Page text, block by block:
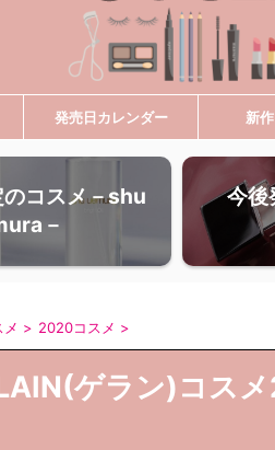
発売日カレンダー 新
コスメ－shu
－
今後
> 2020コスメ >
ゲラン)コス